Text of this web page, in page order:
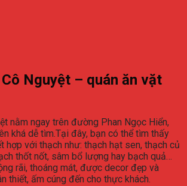
Nguyệt – quán ăn vặt
nằm ngay trên đường Phan Ngọc Hiển,
khá dễ tìm.Tại đây, bạn có thể tìm thấy
hợp với thạch như: thạch hạt sen, thạch củ
thốt nốt, sâm bổ lượng hay bạch quả…
rãi, thoáng mát, được decor đẹp và
thiết, ấm cúng đến cho thực khách.